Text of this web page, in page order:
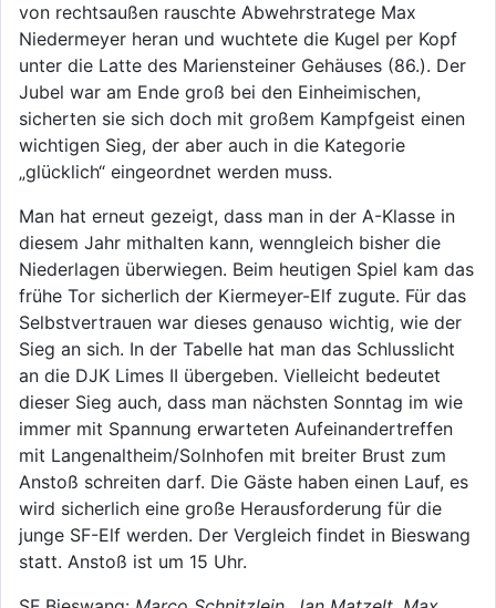
von rechtsaußen rauschte Abwehrstratege Max
Niedermeyer heran und wuchtete die Kugel per Kopf
unter die Latte des Mariensteiner Gehäuses (86.). Der
Jubel war am Ende groß bei den Einheimischen,
sicherten sie sich doch mit großem Kampfgeist einen
wichtigen Sieg, der aber auch in die Kategorie
„glücklich“ eingeordnet werden muss.
Man hat erneut gezeigt, dass man in der A-Klasse in
diesem Jahr mithalten kann, wenngleich bisher die
Niederlagen überwiegen. Beim heutigen Spiel kam das
frühe Tor sicherlich der Kiermeyer-Elf zugute. Für das
Selbstvertrauen war dieses genauso wichtig, wie der
Sieg an sich. In der Tabelle hat man das Schlusslicht
an die DJK Limes II übergeben. Vielleicht bedeutet
dieser Sieg auch, dass man nächsten Sonntag im wie
immer mit Spannung erwarteten Aufeinandertreffen
mit Langenaltheim/Solnhofen mit breiter Brust zum
Anstoß schreiten darf. Die Gäste haben einen Lauf, es
wird sicherlich eine große Herausforderung für die
junge SF-Elf werden. Der Vergleich findet in Bieswang
statt. Anstoß ist um 15 Uhr.